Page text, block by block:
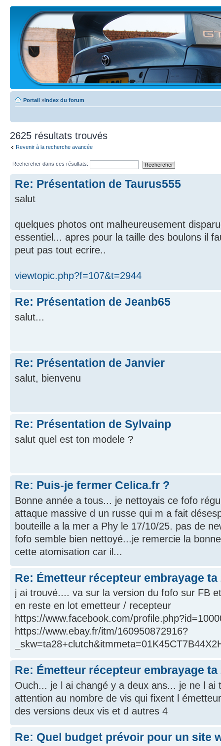
Portail »Index du forum
2625 résultats trouvés
Revenir à la recherche avancée
Rechercher dans ces résultats:
Re: Présentation de Taurus555
salut
quelques photos ont malheureusement
essentiel... apres pour la taille des boulons il
peut pas tout ecrire..
viewtopic.php?f=107&t=2944
Re: Présentation de Jeanb65
salut...
Re: Présentation de Janvier
salut, bienvenu
Re: Présentation de Sylvainp
salut quel est ton modele ?
Re: Puis-je fermer Celica.fr ?
Bonne année a tous... je nettoyais ce fofo
attaque massive d un russe qui m a fait
bouteille a la mer a Phy le 17/10/25. pas de
fofo semble bien nettoyé...je remercie la
cette atomisation car il...
Re: Émetteur récepteur embrayage ta
j ai trouvé.... va sur la version du fofo sur FB
en reste en lot emetteur / recepteur
https://www.facebook.com/
https://www.ebay.fr/itm/160950872916?
Re: Émetteur récepteur embrayage ta
Ouch... je l ai changé y a deux ans... je ne l ai
attention au nombre de vis qui fixent l
des versions deux vis et d autres 4
Re: Quel budget prévoir pour un site